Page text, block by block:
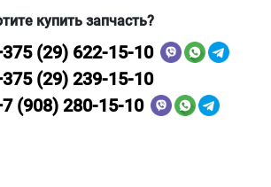
купить запчасть?
(29) 622-15-10
(29) 239-15-10
(908) 280-15-10